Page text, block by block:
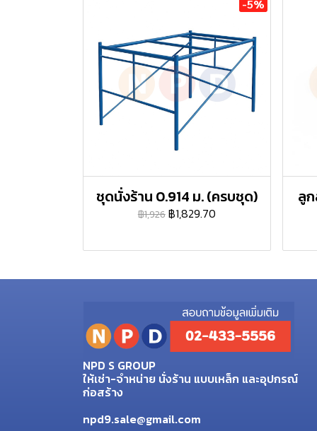
-5%
ชุดนั่งร้าน 0.914 ม. (ครบชุด)
฿1,926 ฿1,829.70
ลู
NPD S GROUP
ให้เช่า-จำหน่าย นั่งร้าน แบบเหล็ก และอุปกรณ์
ก่อสร้าง
npd9.sale@gmail.com